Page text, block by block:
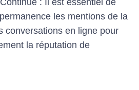
: Il est essentiel de
les mentions de la
conversations en ligne pour
la réputation de